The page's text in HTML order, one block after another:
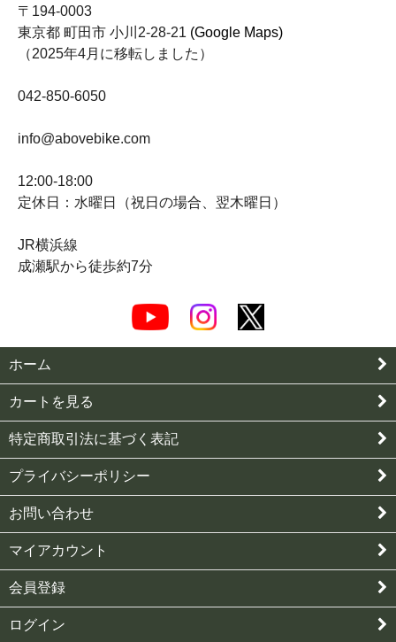
〒194-0003
東京都 町田市 小川2-28-21 (Google Maps)
（2025年4月に移転しました）
042-850-6050
info@abovebike.com
12:00-18:00
定休日：水曜日（祝日の場合、翌木曜日）
JR横浜線
成瀬駅から徒歩約7分
ホーム
カートを見る
特定商取引法に基づく表記
プライバシーポリシー
お問い合わせ
マイアカウント
会員登録
ログイン